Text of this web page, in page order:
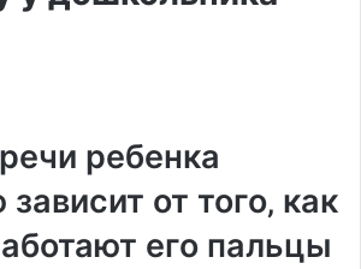
ребенка
от того‚ как
его пальцы